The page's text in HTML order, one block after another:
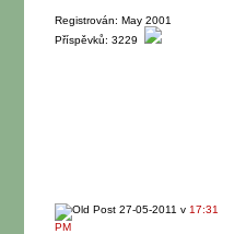
Registrován: May 2001
Příspěvků: 3229
27-05-2011 v 17:31
PM